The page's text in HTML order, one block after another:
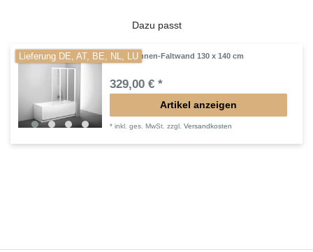
Dazu passt
Lieferung DE, AT, BE, NL, LUBadewannen-Faltwand 130 x 140 cm
329,00 € *
Artikel anzeigen
*inkl. ges. MwSt. zzgl.Versandkosten